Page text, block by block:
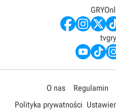
O nas Regulamin
Polityka prywatności